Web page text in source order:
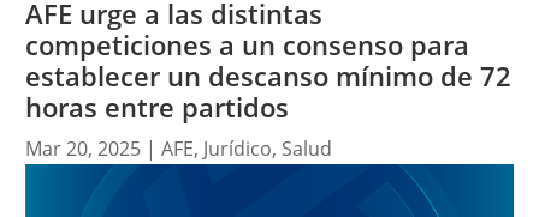
AFE urge a las distintas
competiciones a un consenso para
establecer un descanso mínimo de 72
horas entre partidos
Mar 20, 2025| AFE, Jurídico, Salud